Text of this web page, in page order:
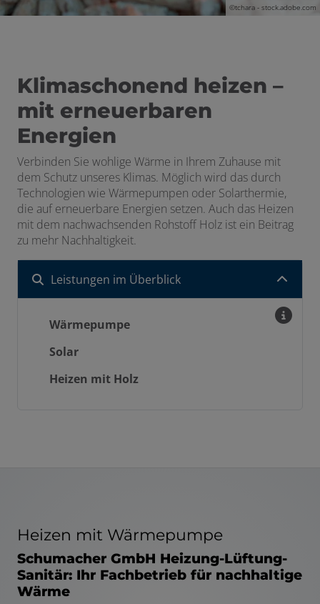
©tchara - stock.adobe.com
Klimaschonend heizen –
mit erneuerbaren
Energien
Verbinden Sie wohlige Wärme in Ihrem Zuhause mit
dem Schutz unseres Klimas. Möglich wird das durch
Technologien wie Wärmepumpen oder Solarthermie,
die auf erneuerbare Energien setzen. Auch das Heizen
mit dem nachwachsenden Rohstoff Holz ist ein Beitrag
zu mehr Nachhaltigkeit.
Leistungen im Überblick
Wärmepumpe
Solar
Heizen mit Holz
Heizen mit Wärmepumpe
Schumacher GmbH Heizung-Lüftung-
Sanitär: Ihr Fachbetrieb für nachhaltige
Wärme